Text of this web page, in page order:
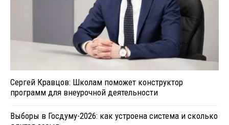
Сергей Кравцов: Школам поможет конструктор
программ для внеурочной деятельности
Выборы в Госдуму-2026: как устроена система и сколько